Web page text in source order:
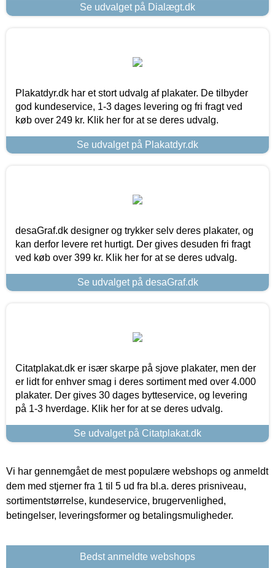
Se udvalget på Dialægt.dk
Plakatdyr.dk har et stort udvalg af plakater. De tilbyder
god kundeservice, 1-3 dages levering og fri fragt ved
køb over 249 kr. Klik her for at se deres udvalg.
Se udvalget på Plakatdyr.dk
desaGraf.dk designer og trykker selv deres plakater, og
kan derfor levere ret hurtigt. Der gives desuden fri fragt
ved køb over 399 kr. Klik her for at se deres udvalg.
Se udvalget på desaGraf.dk
Citatplakat.dk er især skarpe på sjove plakater, men der
er lidt for enhver smag i deres sortiment med over 4.000
plakater. Der gives 30 dages bytteservice, og levering
på 1-3 hverdage. Klik her for at se deres udvalg.
Se udvalget på Citatplakat.dk
Vi har gennemgået de mest populære webshops og anmeldt
dem med stjerner fra 1 til 5 ud fra bl.a. deres prisniveau,
sortimentstørrelse, kundeservice, brugervenlighed,
betingelser, leveringsformer og betalingsmuligheder.
Bedst anmeldte webshops